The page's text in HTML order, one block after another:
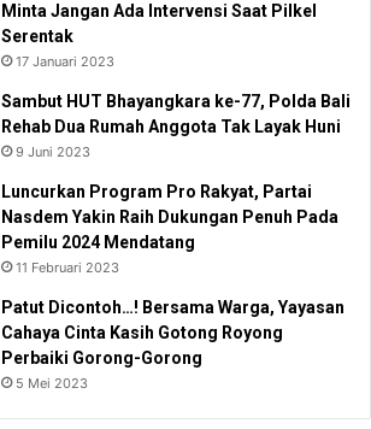
Minta Jangan Ada Intervensi Saat Pilkel
Serentak
17 Januari 2023
Sambut HUT Bhayangkara ke-77, Polda Bali
Rehab Dua Rumah Anggota Tak Layak Huni
9 Juni 2023
Luncurkan Program Pro Rakyat, Partai
Nasdem Yakin Raih Dukungan Penuh Pada
Pemilu 2024 Mendatang
11 Februari 2023
Patut Dicontoh…! Bersama Warga, Yayasan
Cahaya Cinta Kasih Gotong Royong
Perbaiki Gorong-Gorong
5 Mei 2023